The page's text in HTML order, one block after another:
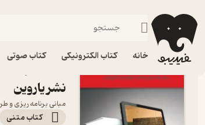
خانه کتاب الکترونیکی کتاب صوتی
فیدیبو کتاب الکترونیکی
نشر یاروین
مبانی برنامه ریزی و
کتاب متنی